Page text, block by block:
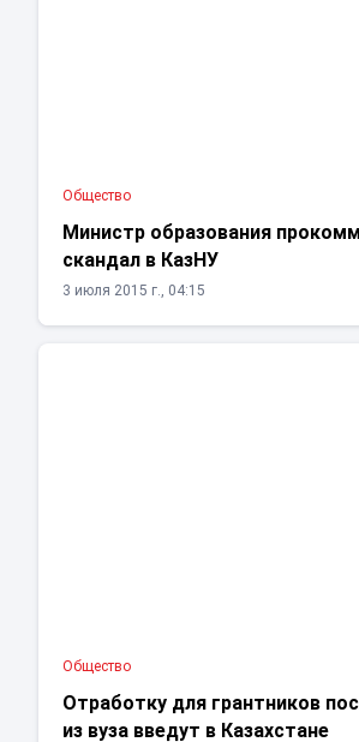
Общество
Министр образования
скандал в КазНУ
3 июля 2015 г., 04:15
Общество
Отработку для грантников
из вуза введут в Казахстане